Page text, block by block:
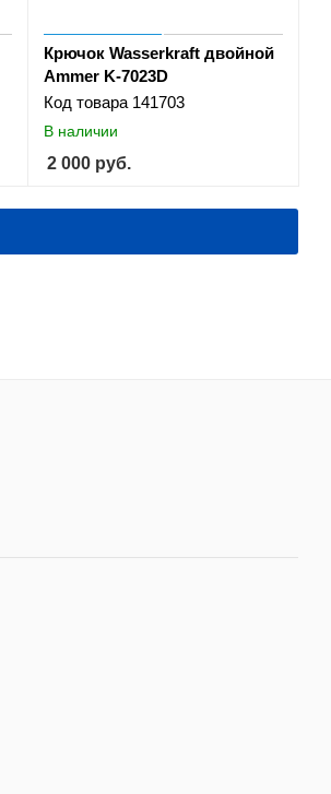
Крючок Wasserkraft двойной
Ammer K-7023D
Код товара 141703
В наличии
2 000руб.